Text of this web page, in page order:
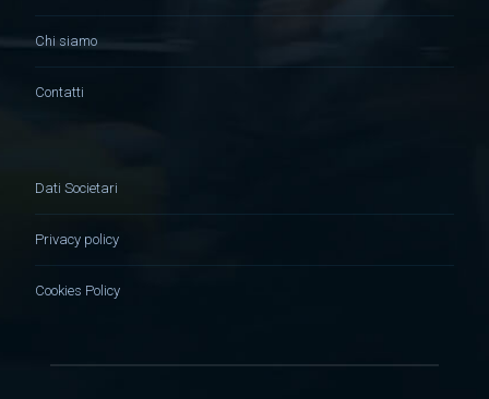
Chi siamo
Contatti
Dati Societari
Privacy policy
Cookies Policy